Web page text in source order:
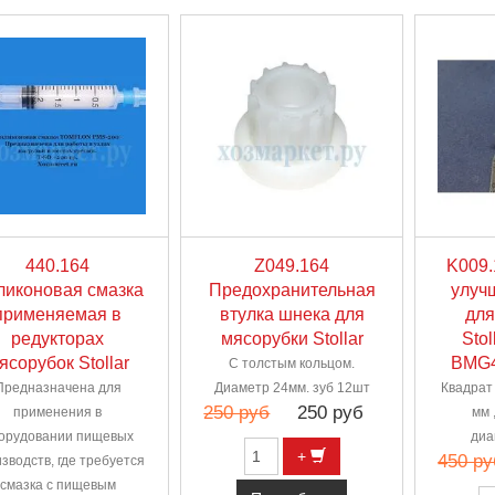
440.164
смазка
в
редукторах
Stollar
для
применения в
пищевых
где требуется
смазка с пищевым
Z049.164
Предохранительная
втулка шнека для
мясорубки Stollar
С толстым кольцом.
Диаметр 24мм. зуб 12шт
250 руб 250 руб
+
мм
450